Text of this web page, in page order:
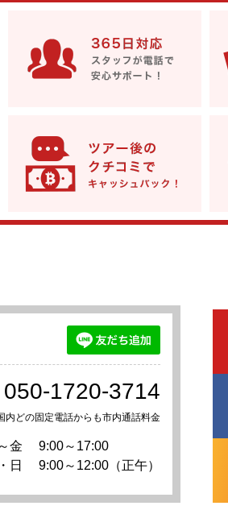
050-1720-3714
内どの固定電話からも市内通話料金
金
9:00～17:00
日
9:00～12:00（正午）